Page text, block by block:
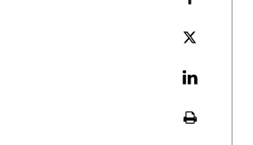
Plattform